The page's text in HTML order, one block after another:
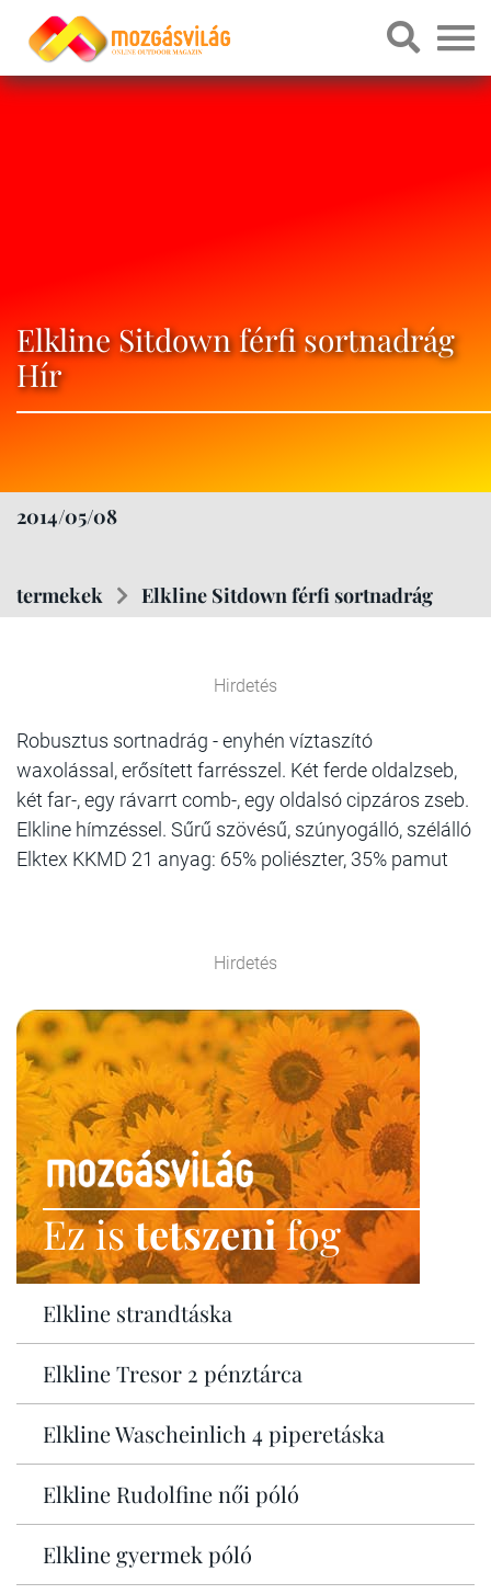
Elkline Sitdown férfi sortnadrág
Hír
2014/05/08
termekek Elkline Sitdown férfi sortnadrág
Hirdetés
Robusztus sortnadrág - enyhén víztaszító
waxolással, erősített farrésszel. Két ferde oldalzseb,
két far-, egy rávarrt comb-, egy oldalsó cipzáros zseb.
Elkline hímzéssel. Sűrű szövésű, szúnyogálló, szélálló
Elktex KKMD 21 anyag: 65% poliészter, 35% pamut
Hirdetés
Ez istetszenifog
Elkline strandtáska
Elkline Tresor 2 pénztárca
Elkline Wascheinlich 4 piperetáska
Elkline Rudolfine női póló
Elkline gyermek póló